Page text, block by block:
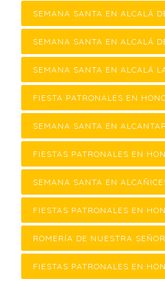
SEMANA SANTA EN ALCALÁ
SEMANA SANTA EN ALCALÁ
SEMANA SANTA EN ALCALÁ
FIESTA PATRONALES EN
SEMANA SANTA EN
FIESTAS PATRONALES EN
SEMANA SANTA EN
FIESTAS PATRONALES EN
ROMERÍA DE NUESTRA
FIESTAS PATRONALES EN